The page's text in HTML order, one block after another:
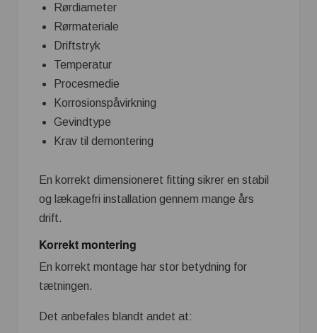
Rørdiameter
Rørmateriale
Driftstryk
Temperatur
Procesmedie
Korrosionspåvirkning
Gevindtype
Krav til demontering
En korrekt dimensioneret fitting sikrer en stabil
og lækagefri installation gennem mange års
drift.
Korrekt montering
En korrekt montage har stor betydning for
tætningen.
Det anbefales blandt andet at: